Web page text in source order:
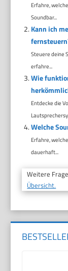
Erfahre,
Soundbar...
Kann ich
Steuere deine
erfahre...
Wie
Entdecke die
Welche
Erfahre,
dauerhaft...
Weitere
Übersicht.